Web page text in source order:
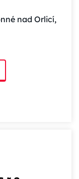
nad Orlicí,